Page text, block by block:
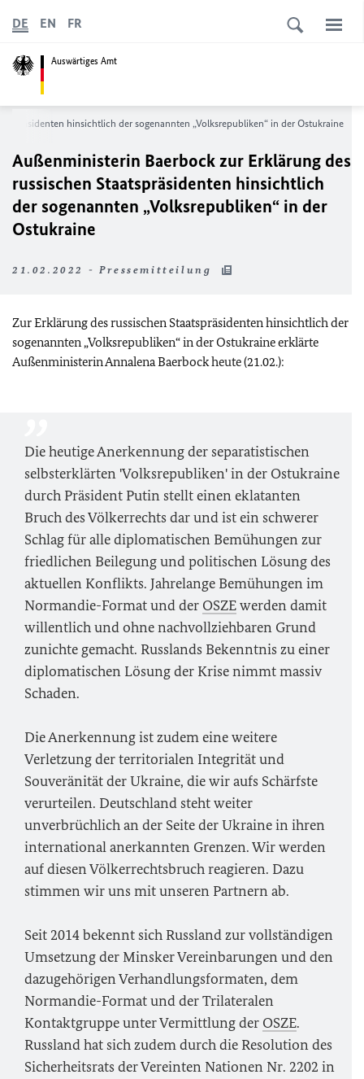
Auswärtiges Amt
DE EN FR
hinsichtlich der sogenannten „Volksrepubliken“ in der Ostukraine
Außenministerin Baerbock zur Erklärung des
russischen Staatspräsidenten hinsichtlich
der sogenannten „Volksrepubliken“ in der
Ostukraine
21.02.2022 - Pressemitteilung
Zur Erklärung des russischen Staatspräsidenten hinsichtlich der
sogenannten „Volksrepubliken“ in der Ostukraine erklärte
Außenministerin Annalena Baerbock heute (21.02.):
Die heutige Anerkennung der separatistischen
selbsterklärten 'Volksrepubliken' in der Ostukraine
durch Präsident Putin stellt einen eklatanten
Bruch des Völkerrechts dar und ist ein schwerer
Schlag für alle diplomatischen Bemühungen zur
friedlichen Beilegung und politischen Lösung des
aktuellen Konflikts. Jahrelange Bemühungen im
Normandie-Format und der OSZEwerden damit
willentlich und ohne nachvollziehbaren Grund
zunichte gemacht. Russlands Bekenntnis zu einer
diplomatischen Lösung der Krise nimmt massiv
Schaden.
Die Anerkennung ist zudem eine weitere
Verletzung der territorialen Integrität und
Souveränität der Ukraine, die wir aufs Schärfste
verurteilen. Deutschland steht weiter
unverbrüchlich an der Seite der Ukraine in ihren
international anerkannten Grenzen. Wir werden
auf diesen Völkerrechtsbruch reagieren. Dazu
stimmen wir uns mit unseren Partnern ab.
Seit 2014 bekennt sich Russland zur vollständigen
Umsetzung der Minsker Vereinbarungen und den
dazugehörigen Verhandlungsformaten, dem
Normandie-Format und der Trilateralen
Kontaktgruppe unter Vermittlung der OSZE.
Russland hat sich zudem durch die Resolution des
Sicherheitsrats der Vereinten Nationen Nr. 2202 in